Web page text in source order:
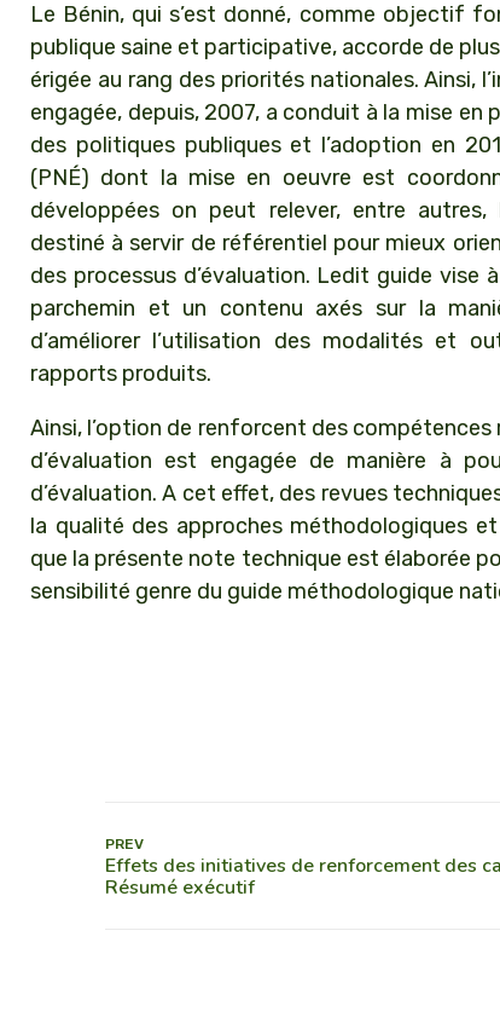
Le Bénin, qui s’est donné, comme objectif
publique saine et participative, accorde de
érigée au rang des priorités nationales. Ainsi,
engagée, depuis, 2007, a conduit à la mise en
des politiques publiques et l’adoption en
(PNÉ) dont la mise en oeuvre est
développées on peut relever, entre
destiné à servir de référentiel pour mieux
des processus d’évaluation. Ledit guide vise
parchemin et un contenu axés sur la
d’améliorer l’utilisation des modalités et
rapports produits.
Ainsi, l’option de renforcent des
d’évaluation est engagée de manière à
d’évaluation. A cet effet, des revues
la qualité des approches méthodologiques
que la présente note technique est élaborée
sensibilité genre du guide méthodologique
PREV